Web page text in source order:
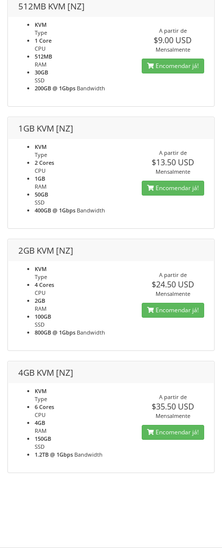
512MB KVM [NZ]
KVM
Type
1 Core
CPU
512MB
RAM
30GB
SSD
200GB @ 1Gbps Bandwidth
A partir de
$9.00 USD
Mensalmente
Encomendar já!
1GB KVM [NZ]
KVM
Type
2 Cores
CPU
1GB
RAM
50GB
SSD
400GB @ 1Gbps Bandwidth
A partir de
$13.50 USD
Mensalmente
Encomendar já!
2GB KVM [NZ]
KVM
Type
4 Cores
CPU
2GB
RAM
100GB
SSD
800GB @ 1Gbps Bandwidth
A partir de
$24.50 USD
Mensalmente
Encomendar já!
4GB KVM [NZ]
KVM
Type
6 Cores
CPU
4GB
RAM
150GB
SSD
1.2TB @ 1Gbps Bandwidth
A partir de
$35.50 USD
Mensalmente
Encomendar já!